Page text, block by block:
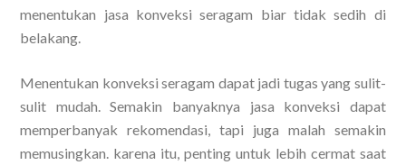
menentukan jasa konveksi seragam biar tidak sedih di
belakang.
Menentukan konveksi seragam dapat jadi tugas yang sulit-
sulit mudah. Semakin banyaknya jasa konveksi dapat
memperbanyak rekomendasi, tapi juga malah semakin
memusingkan. karena itu, penting untuk lebih cermat saat